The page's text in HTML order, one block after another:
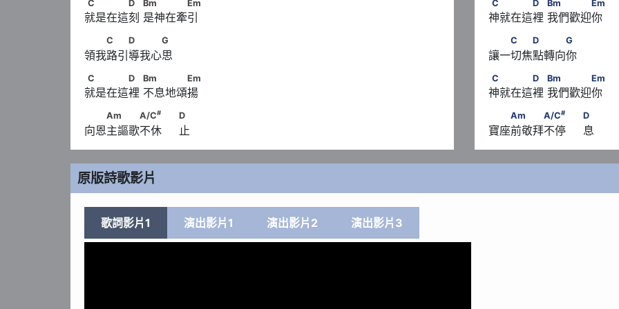
C D Bm Em
就是在這刻 是神在牽引
C　　D　　　G
C D G
領我路引導我心思
C　　　　D　      Bm　　　　Em
C D Bm Em
就是在這裡 不息地頌揚
Am　　　A/C
# D
Am A/C# D
向恩主謳歌不休     止
C D Bm Em
神就在這裡 我們歡迎你
C　　D　　　G
C D G
讓一切焦點轉向你
C　　　　D　      Bm　
C D Bm Em
神就在這裡 我們歡迎你
Am　　　A/C
#
Am A/C# D
寶座前敬拜不停     息
原版詩歌影片
歌詞影片1 演出影片1 演出影片2 演出影片3